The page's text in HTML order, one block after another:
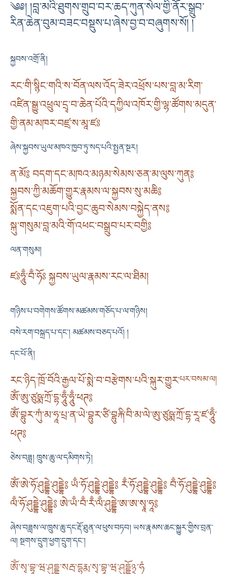
༄༅། །བླ་མའི་ཐུགས་གྲུབ་བར་ཆད་ཀུན་སེལ་གྱི་ནོར་སྒྲུབ་
རིན་ཆེན་བུམ་བཟང་བསྡུས་པ་ཞེས་བྱ་བ་བཞུགས་སོ། །
སྐྱབས་འགྲོ་ནི།
རང་གི་སྙིང་གའི་ས་བོན་ལས་འོད་ཟེར་འཕྲོས་པས་བླ་མ་རིག་
འཛིན་སྒྱུ་འཕྲུལ་དྲྭ་བ་ཆེན་པོའི་དཀྱིལ་འཁོར་གྱི་ལྷ་ཚོགས་མདུན་
གྱི་ནམ་མཁར་བཛྲ་ས་མཱ་ཛཿ
ཞེས་སྐྱབས་ཡུལ་མཁའ་ཁྱབ་ཏུ་སད་པའི་སྤྱན་སྔར།
ན་མོ༔ བདག་དང་མཁའ་མཉམ་སེམས་ཅན་མ་ལུས་ཀུན༔
སྐྱབས་ཀྱི་མཆོག་གྱུར་རྣམས་ལ་སྐྱབས་སུ་མཆི༔
སྨོན་དང་འཇུག་པའི་བྱང་ཆུབ་སེམས་བསྐྱེད་ནས༔
སྐུ་གསུམ་བླ་མའི་གོ་འཕང་བསྒྲུབ་པར་བགྱི༔
ལན་གསུམ།
ཛཿཧཱུྃ་བྃ་ཧོཿ སྐྱབས་ཡུལ་རྣམས་རང་ལ་ཐིམ།
གཉིས་པ་བགེགས་ཚོགས་མཚམས་གཅོད་པ་ལ་གཉིས།
བསེ་རག་བསྐྲད་པ་དང༌། མཚམས་བཅད་པའོ། །
དང་པོ་ནི།
རང་ཉིད་ཁྲོ་བོའི་རྒྱལ་པོ་སྨེ་བ་བརྩེགས་པའི་སྐུར་གྱུར་པར་བསམ་ལ།
ཨོཾ་ཨུ་ཙུཥྨ་ཀྲོ་དྷ་ཧཱུྃ་ཧཱུྃ་ཕཊ༔
ཨོཾ་བྷུར་ཀུཾ་མ་ཧཱ་པྲ་ན་ཡེ་བྷུར་ཙི་བྷུརྐི་བི་མ་ལེ་ཨུ་ཙུཥྨ་ཀྲོ་དྷ་རཱ་ཛ་ཧཱུྃ་
ཕཊ༔
ཅེས་བཟླ། ཁྲུས་ཆུ་ལ་དམིགས་ཏེ།
ཨོཾ་ཨེ་ཧོ་ཤུདྡྷེ་ཤུདྡྷེ༔ ཡྃ་ཧོ་ཤུདྡྷེ་ཤུདྡྷེ༔ རྃ་ཧོ་ཤུདྡྷེ་ཤུདྡྷེ༔ བྃ་ཧོ་ཤུདྡྷེ་ཤུདྡྷེ༔
ལྃ་ཧོ་ཤུདྡྷེ་ཤུདྡྷེ༔ ཨེ་ཡྃ་བྃ་རྃ་ལྃ་ཤུདྡྷེ་ཨ་ཨ་སྭཱ་ཧཱ༔
ཞེས་བཟླས་ལ་ཁྲུས་ཆུ་དང་རྡོ་ཐུན་ལ་ཕུས་བཏབ། ཡས་རྣམས་ཆང་སྐྱུར་གྱིས་བྲན་
ལ། སྔགས་དྲུག་ཕྱག་དྲུག་དང༌།
ༀ་སྭ་བྷཱ་ཝ་ཤུདྡྷ་སརྦ་དྷརྨ་སྭ་བྷཱ་ཝ་ཤུདྡྷོ྅་ཧཾ